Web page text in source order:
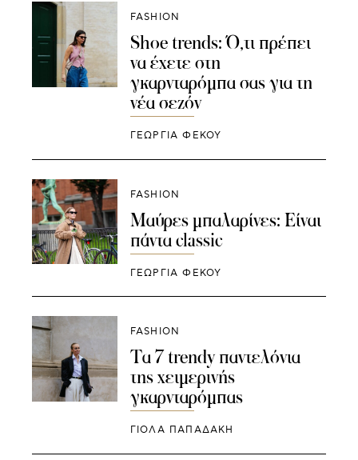
FASHION
Shoe trends: Ό,τι πρέπει
να έχετε στη
γκαρνταρόμπα σας για τη
νέα σεζόν
ΓΕΩΡΓΙΑ ΦΕΚΟΥ
FASHION
Μαύρες μπαλαρίνες: Είναι
πάντα classic
ΓΕΩΡΓΙΑ ΦΕΚΟΥ
FASHION
Τα 7 trendy παντελόνια
της χειμερινής
γκαρνταρόμπας
ΓΙΌΛΑ ΠΑΠΑΔΆΚΗ